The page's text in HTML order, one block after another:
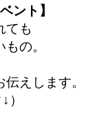
ント】
ても
の。
えします。
）